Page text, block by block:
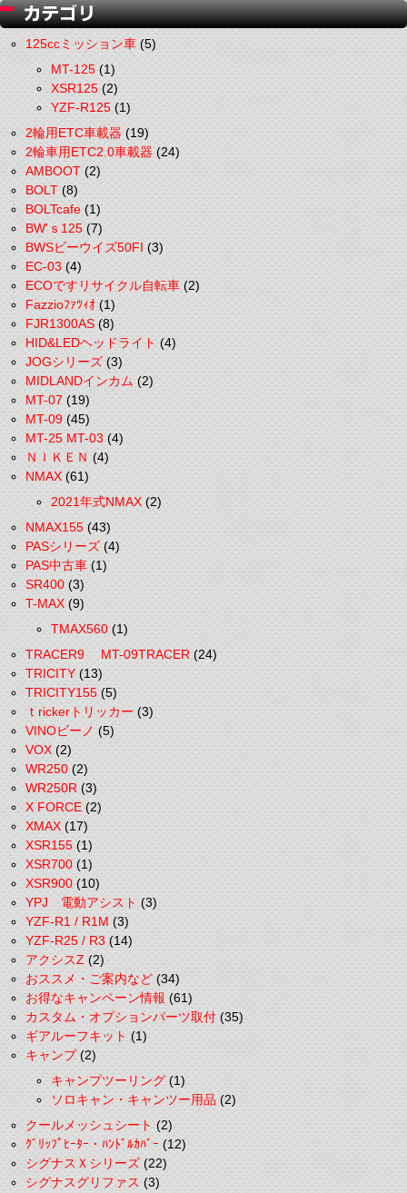
125ccミッション車(5)
MT-125(1)
XSR125(2)
YZF-R125(1)
2輪用ETC車載器(19)
2輪車用ETC2.0車載器(24)
AMBOOT(2)
BOLT(8)
BOLTcafe(1)
BW'ｓ125(7)
BWSビーウイズ50FI(3)
EC-03(4)
ECOですリサイクル自転車(2)
Fazzioﾌｧﾂｨｵ(1)
FJR1300AS(8)
HID&LEDヘッドライト(4)
JOGシリーズ(3)
MIDLANDインカム(2)
MT-07(19)
MT-09(45)
MT-25 MT-03(4)
ＮＩＫＥＮ(4)
NMAX(61)
2021年式NMAX(2)
NMAX155(43)
PASシリーズ(4)
PAS中古車(1)
SR400(3)
T-MAX(9)
TMAX560(1)
TRACER9 MT-09TRACER(24)
TRICITY(13)
TRICITY155(5)
ｔrickerトリッカー(3)
VINOビーノ(5)
VOX(2)
WR250(2)
WR250R(3)
X FORCE(2)
XMAX(17)
XSR155(1)
XSR700(1)
XSR900(10)
YPJ 電動アシスト(3)
YZF-R1 / R1M(3)
YZF-R25 / R3(14)
アクシスZ(2)
おススメ・ご案内など(34)
お得なキャンペーン情報(61)
カスタム・オプションパーツ取付(35)
ギアルーフキット(1)
キャンプ(2)
キャンプツーリング(1)
ソロキャン・キャンツー用品(2)
クールメッシュシート(2)
ｸﾞﾘｯﾌﾟﾋｰﾀｰ・ﾊﾝﾄﾞﾙｶﾊﾞｰ(12)
シグナスＸシリーズ(22)
シグナスグリファス(3)